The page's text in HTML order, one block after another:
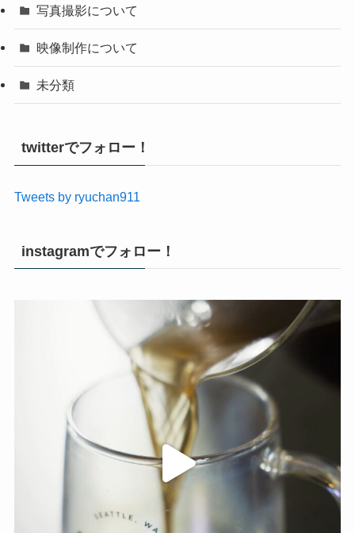
写真撮影について
映像制作について
未分類
twitterでフォロー！
Tweets by ryuchan911
instagramでフォロー！